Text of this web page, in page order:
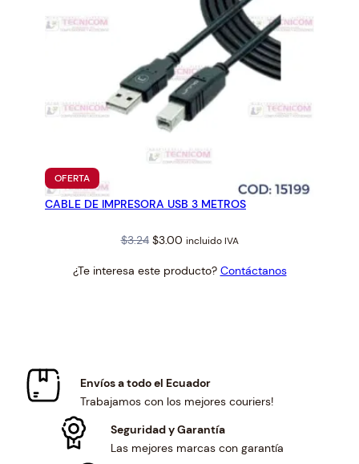
OFERTAPRODUCTO
EN
OFERTA
CABLE DE IMPRESORA USB 3 METROS
$3.24 Original
was:
$3.00Current
is:
incluido IVA
¿Te interesa este producto? Contáctanos
Envíos a todo el Ecuador
Trabajamos con los mejores couriers!
Seguridad y Garantía
Las mejores marcas con garantía